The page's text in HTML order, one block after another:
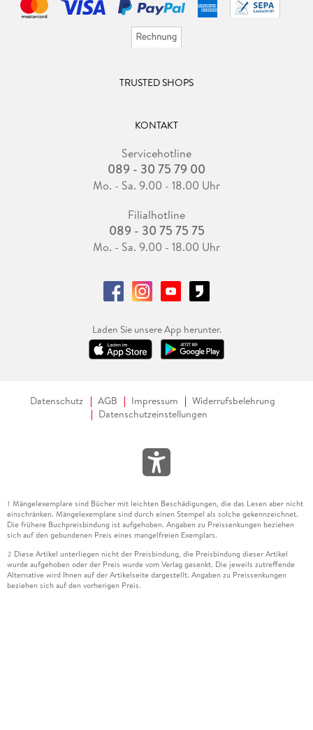
TRUSTED SHOPS
KONTAKT
Servicehotline
089 - 30 75 79 00
Mo. - Sa. 9.00 - 18.00 Uhr
Filialhotline
089 - 30 75 75 75
Mo. - Sa. 9.00 - 18.00 Uhr
Laden Sie unsere App herunter.
Datenschutz AGB Impressum
Widerrufsbelehrung
Datenschutzeinstellungen
1 Mängelexemplare sind Bücher mit leichten Beschädigungen, die das Lesen aber nicht
einschränken. Mängelexemplare sind durch einen Stempel als solche gekennzeichnet.
Die frühere Buchpreisbindung ist aufgehoben. Angaben zu Preissenkungen beziehen
sich auf den gebundenen Preis eines mangelfreien Exemplars.
2 Diese Artikel unterliegen nicht der Preisbindung, die Preisbindung dieser Artikel
wurde aufgehoben oder der Preis wurde vom Verlag gesenkt. Die jeweils zutreffende
Alternative wird Ihnen auf der Artikelseite dargestellt. Angaben zu Preissenkungen
beziehen sich auf den vorherigen Preis.